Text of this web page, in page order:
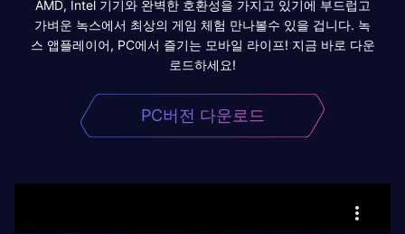
AMD, Intel 기기와 완벽한 호환성을 가지고 있기에 부드럽고
가벼운 녹스에서 최상의 게임 체험 만나볼수 있을 겁니다. 녹
스 앱플레이어, PC에서 즐기는 모바일 라이프! 지금 바로 다운
로드하세요!
PC버전 다운로드